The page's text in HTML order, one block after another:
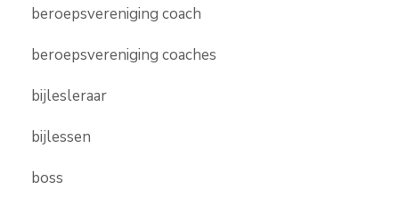
beroepsvereniging coach
beroepsvereniging coaches
bijlesleraar
bijlessen
boss